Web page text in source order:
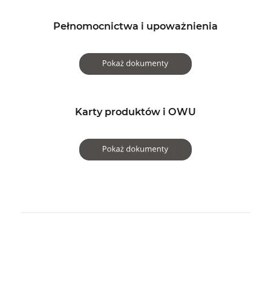
Pełnomocnictwa i upoważnienia
Karty produktów i OWU